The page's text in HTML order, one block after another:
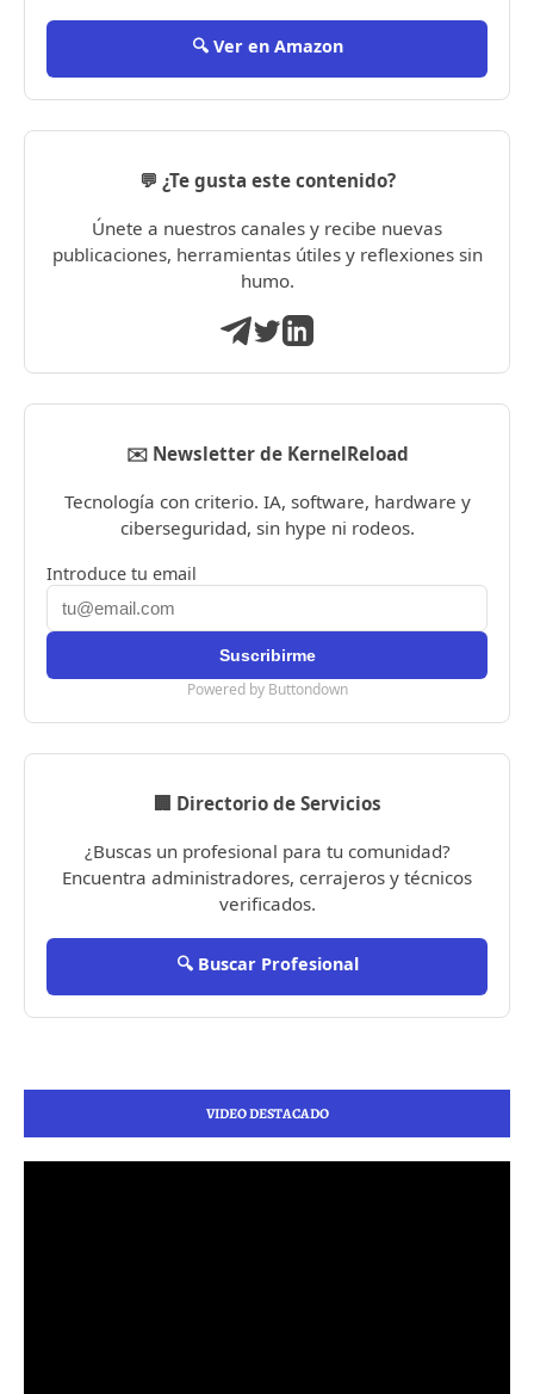
🔍 Ver en Amazon
💬 ¿Te gusta este contenido?
Únete a nuestros canales y recibe nuevas
publicaciones, herramientas útiles y reflexiones sin
humo.
✉️ Newsletter de KernelReload
Tecnología con criterio. IA, software, hardware y
ciberseguridad, sin hype ni rodeos.
Introduce tu email
Powered by Buttondown
🏢 Directorio de Servicios
¿Buscas un profesional para tu comunidad?
Encuentra administradores, cerrajeros y técnicos
verificados.
🔍 Buscar Profesional
VIDEO DESTACADO